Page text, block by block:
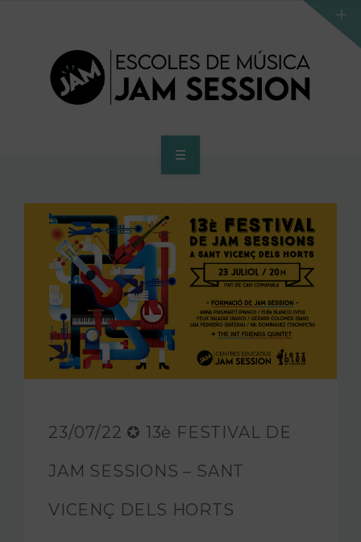
ESCOLA
PROGRAMA D’ACCÉS AL SUPERIOR
CENTRE SUPERIOR
FUNDACIÓ JAM
23/07/22 ✪ 13è FESTIVAL DE
JAM SESSIONS – SANT
VICENÇ DELS HORTS